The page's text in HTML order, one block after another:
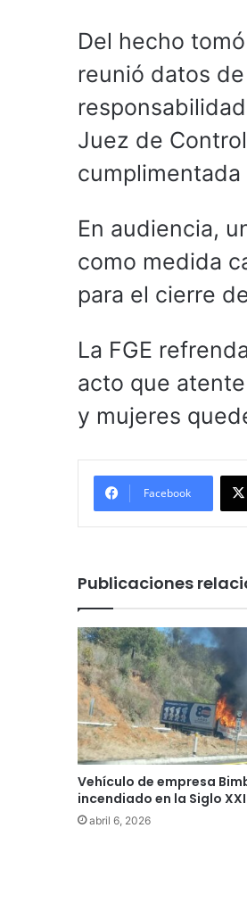
Del hecho
reunió datos
Juez de
cumplimentada
En audiencia,
como medida
para el cierre
La FGE
acto que
y mujeres
Facebook
Publicaciones
Vehículo de empresa
incendiado en la Siglo XXI
abril 6, 2026